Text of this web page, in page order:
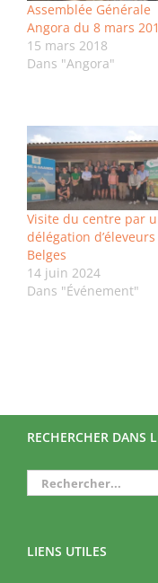
Assemblée Générale
Angora du 8 mars
15 mars 2018
Dans "Angora"
Visite du centre par
délégation d’éleveurs
Belges
14 juin 2024
Dans "Événement"
RECHERCHER DANS
Rechercher:
LIENS UTILES